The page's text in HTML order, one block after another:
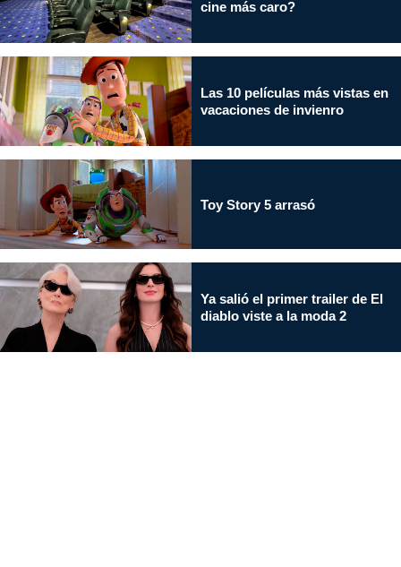
cine más caro?
Las 10 películas más vistas en
vacaciones de invienro
Toy Story 5 arrasó
Ya salió el primer trailer de El
diablo viste a la moda 2